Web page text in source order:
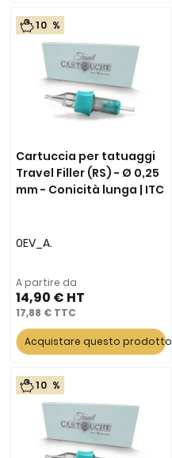
10 %
Cartuccia per tatuaggi
Travel Filler (RS) - Ø 0,25
mm - Conicità lunga | ITC
0EV_A.
A partire da
14,90 €
17,88 €
Acquistare questo prodotto
10 %